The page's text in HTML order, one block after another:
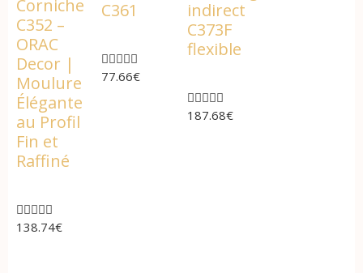
Corniche
C352 –
ORAC
Decor |
Moulure
Élégante
au Profil
Fin et
Raffiné

138.74€
C361

77.66€
indirect
C373F
flexible

187.68€